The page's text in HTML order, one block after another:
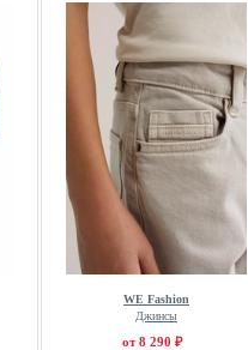
WE Fashion
Джинсы
от 8 290 ₽